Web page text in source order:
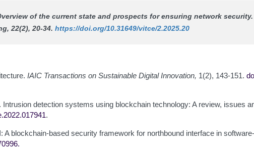
of the current state and prospects for ensuring network security.
, 22(2), 20-34. https://doi.org/10.31649/vitce/2.2025.20
IAIC Transactions on Sustainable Digital Innovation, 1(2), 143-151.
detection systems using blockchain technology: A review, issues
.
blockchain-based security framework for northbound interface in
.